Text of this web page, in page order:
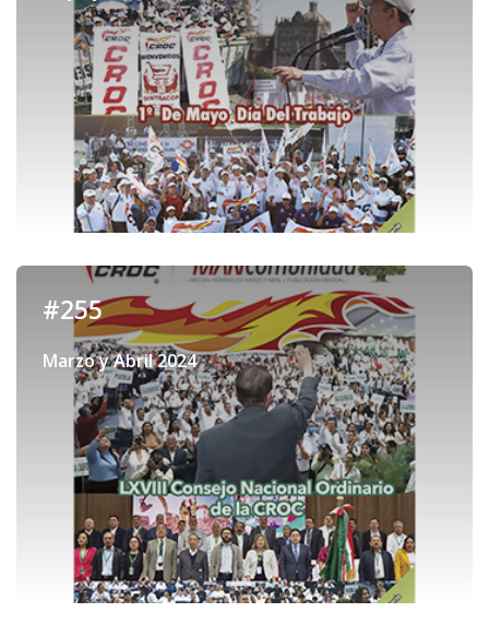
#255
Marzo y Abril 2024